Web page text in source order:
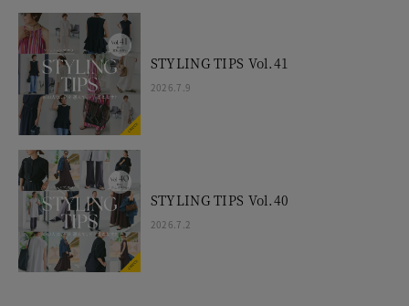
STYLING TIPS Vol.41
2026.7.9
STYLING TIPS Vol.40
2026.7.2